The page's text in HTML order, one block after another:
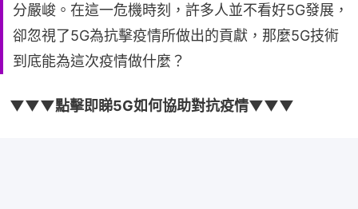
分嚴峻。在這一危機時刻，許多人並不看好5G發展，
卻忽視了5G為抗擊疫情所做出的貢獻，那麼5G技術
到底能為這次疫情做什麼？
▼▼▼點擊即睇5G如何協助對抗疫情▼▼▼